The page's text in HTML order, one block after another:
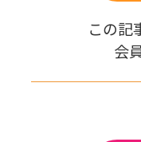
この記
会